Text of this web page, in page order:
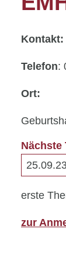
Kontakt:
Telefon:
Ort:
Nächste
erste
zur